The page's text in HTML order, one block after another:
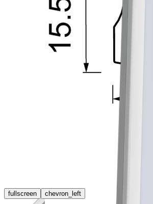
fullscreen chevron_left